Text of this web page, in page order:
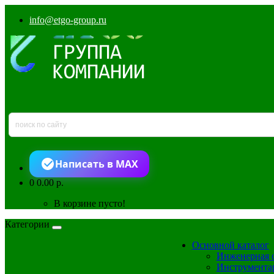
info@etgo-group.ru
Написать в MAX
00.00 р.
В корзине пусто!
Категории
Основной каталог
Инженерная